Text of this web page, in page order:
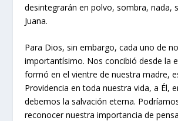
desintegrarán en polvo, sombra, nada,
Juana.
Para Dios, sin embargo, cada uno de
importantísimo. Nos concibió desde la
formó en el vientre de nuestra madre,
Providencia en toda nuestra vida, a Él,
debemos la salvación eterna.
reconocer nuestra importancia de